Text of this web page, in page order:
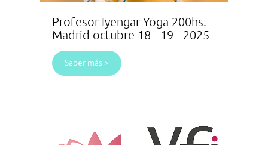
Profesor Iyengar Yoga 200hs.
Madrid octubre 18 - 19 - 2025
Saber más >